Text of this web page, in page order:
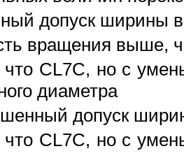
допуск ширины
вращения выше,
что CL7C, но с
диаметра
допуск
что CL7C, но с